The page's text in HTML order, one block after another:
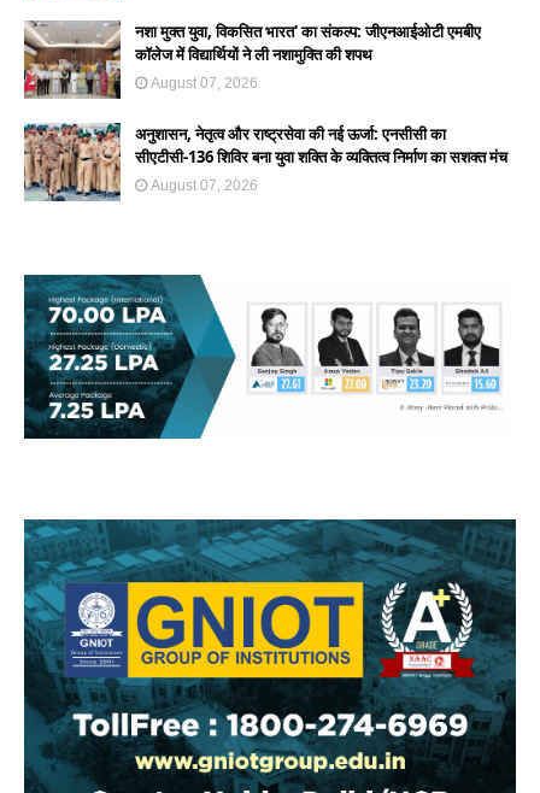
नशा मुक्त युवा, विकसित भारत' का संकल्प: जीएनआईओटी एमबीए
कॉलेज में विद्यार्थियों ने ली नशामुक्ति की शपथ
August 07, 2026
अनुशासन, नेतृत्व और राष्ट्रसेवा की नई ऊर्जा: एनसीसी का
सीएटीसी-136 शिविर बना युवा शक्ति के व्यक्तित्व निर्माण का सशक्त मंच
August 07, 2026